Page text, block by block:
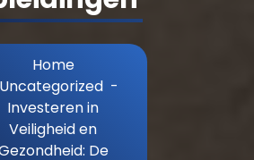
Home
Uncategorized -
Investeren in
Veiligheid en
De